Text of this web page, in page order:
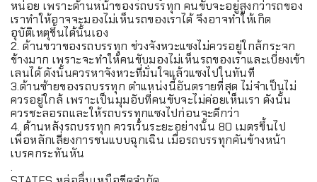
หน่อย เพราะด้านหน้าของรถบรรทุก คนขับจะอยู่สูงกว่ารถของ
เราทำให้อาจจะมองไม่เห็นรถของเราได้ จึงอาจทำให้เกิด
อุบัติเหตุขึ้นได้นั้นเอง
2. ด้านขวาของรถบรรทุก ช่วงจังหวะแซงไม่ควรอยู่ใกล้กระจก
ข้างมาก เพราะจะทำให้คนขับมองไม่เห็นรถของเราและเบี่ยงเข้า
เลนได้ ดังนั้นควรหาจังหวะที่มั่นใจแล้วแซงไปในทันที
3.ด้านซ้ายของรถบรรทุก ตำแหน่งนี้อันตรายที่สุด ไม่จำเป็นไม่
ควรอยู่ใกล้ เพราะเป็นมุมอับที่คนขับจะไม่ค่อยเห็นเรา ดังนั้น
ควรชะลอรถและให้รถบรรทุกแซงไปก่อนจะดีกว่า
4. ด้านหลังรถบรรทุก ควรเว้นระยะอย่างนั้น 80 เมตรขึ้นไป
เพื่อหลักเลี่ยงการชนแบบฉุกเฉิน เมื่อรถบรรทุกคันข้างหน้า
เบรคกระทันหัน
.